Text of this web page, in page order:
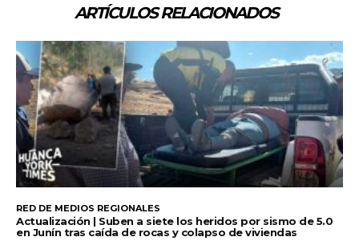
ARTÍCULOS RELACIONADOS
RED DE MEDIOS REGIONALES
Actualización | Suben a siete los heridos por sismo de 5.0
en Junín tras caída de rocas y colapso de viviendas